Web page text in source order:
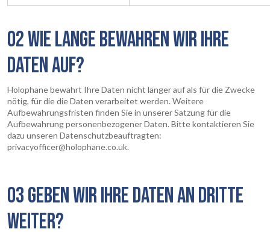
STARTSEITE
PRODUKTE
02
EARTHLIGHT
03
UNSERE
DIENSTLEISTUNGEN
04
RECHTLICH
05
02 WIE LANGE BEWAHREN WIR IHRE
DATEN AUF?
Holophane bewahrt Ihre Daten nicht länger auf als für die Zwecke
nötig, für die die Daten verarbeitet werden. Weitere
Aufbewahrungsfristen finden Sie in unserer Satzung für die
Aufbewahrung personenbezogener Daten. Bitte kontaktieren Sie
dazu unseren Datenschutzbeauftragten:
privacyofficer@holophane.co.uk.
03 GEBEN WIR IHRE DATEN AN DRITTE
WEITER?